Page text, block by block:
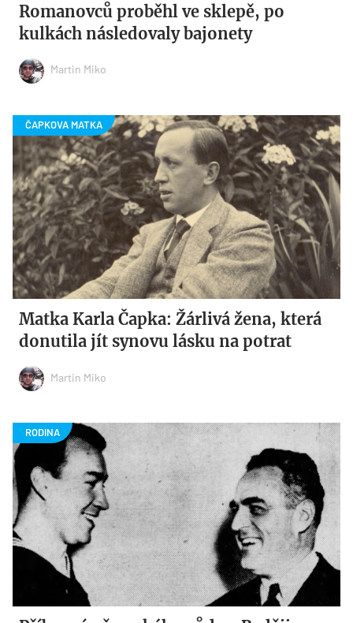
Romanovců proběhl ve sklepě, po
kulkách následovaly bajonety
Martin Miko
Matka Karla Čapka: Žárlivá žena, která
donutila jít synovu lásku na potrat
Martin Miko